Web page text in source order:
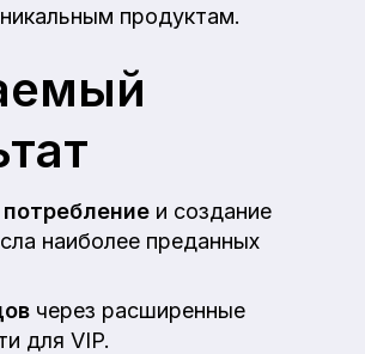
продуктам.
и создание
наиболее преданных
через расширенные
для VIP.